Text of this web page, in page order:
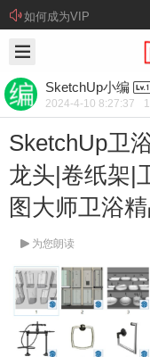
如何成为VIP
SketchUp小编
2024-4-10 8:27:37
SketchUp卫
龙头|卷纸架|
图大师卫浴
为您朗读
SketchUp小编 @
SketchUp卫
龙头|卷纸架|
图大师卫浴